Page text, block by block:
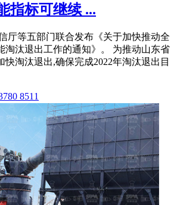
指标可继续 ...
厅等五部门联合发布《关于加快推动全
淘汰退出工作的通知》。 为推动山东省
快淘汰退出,确保完成2022年淘汰退出目
8511